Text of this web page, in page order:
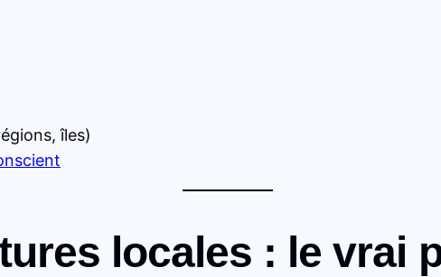
îles)
locales : le vrai